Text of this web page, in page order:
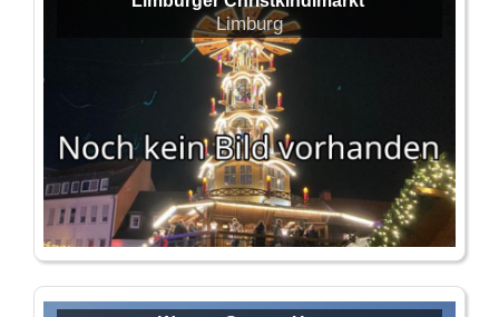
Limburg